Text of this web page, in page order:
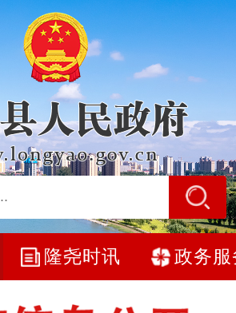
隆尧时讯 政务服